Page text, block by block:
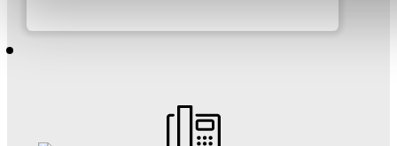
pot
in